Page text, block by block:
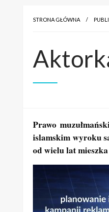
STRONA GŁÓWNA
Prawo
islamskim wyroku
od wielu lat